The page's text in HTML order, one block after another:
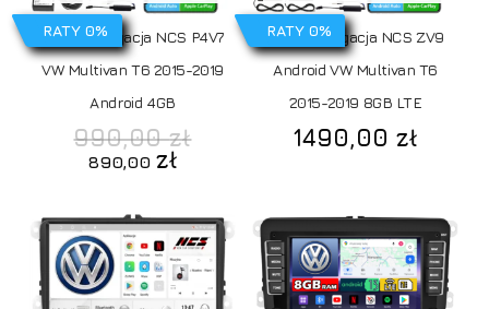
RATY 0%
Radio Nawigacja NCS P4V7
VW Multivan T6 2015-2019
Android 4GB
990,00złPierwotna
890,00 złAktualna
cena
890,00 zł.
RATY 0%
Radio Nawigacja NCS ZV9
Android VW Multivan T6
2015-2019 8GB LTE
1490,00zł